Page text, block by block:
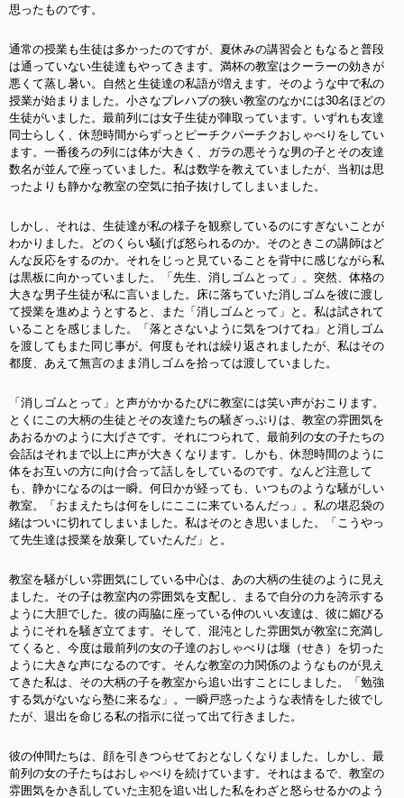
思ったものです。
通常の授業も生徒は多かったのですが、夏休みの講習会ともなると普段
は通っていない生徒達もやってきます。満杯の教室はクーラーの効きが
悪くて蒸し暑い。自然と生徒達の私語が増えます。そのような中で私の
授業が始まりました。小さなプレハブの狭い教室のなかには30名ほどの
生徒がいました。最前列には女子生徒が陣取っています。いずれも友達
同士らしく、休憩時間からずっとピーチクパーチクおしゃべりをしてい
ます。一番後ろの列には体が大きく、ガラの悪そうな男の子とその友達
数名が並んで座っていました。私は数学を教えていましたが、当初は思
ったよりも静かな教室の空気に拍子抜けしてしまいました。
しかし、それは、生徒達が私の様子を観察しているのにすぎないことが
わかりました。どのくらい騒げば怒られるのか。そのときこの講師はど
んな反応をするのか。それをじっと見ていることを背中に感じながら私
は黒板に向かっていました。「先生、消しゴムとって」。突然、体格の
大きな男子生徒が私に言いました。床に落ちていた消しゴムを彼に渡し
て授業を進めようとすると、また「消しゴムとって」と。私は試されて
いることを感じました。「落とさないように気をつけてね」と消しゴム
を渡してもまた同じ事が。何度もそれは繰り返されましたが、私はその
都度、あえて無言のまま消しゴムを拾っては渡していました。
「消しゴムとって」と声がかかるたびに教室には笑い声がおこります。
とくにこの大柄の生徒とその友達たちの騒ぎっぷりは、教室の雰囲気を
あおるかのように大げさです。それにつられて、最前列の女の子たちの
会話はそれまで以上に声が大きくなります。しかも、休憩時間のように
体をお互いの方に向け合って話しをしているのです。なんど注意して
も、静かになるのは一瞬。何日かが経っても、いつものような騒がしい
教室。「おまえたちは何をしにここに来ているんだっ」。私の堪忍袋の
緒はついに切れてしまいました。私はそのとき思いました。「こうやっ
て先生達は授業を放棄していたんだ」と。
教室を騒がしい雰囲気にしている中心は、あの大柄の生徒のように見え
ました。その子は教室内の雰囲気を支配し、まるで自分の力を誇示する
ように大胆でした。彼の両脇に座っている仲のいい友達は、彼に媚びる
ようにそれを騒ぎ立てます。そして、混沌とした雰囲気が教室に充満し
てくると、今度は最前列の女の子達のおしゃべりは堰（せき）を切った
ように大きな声になるのです。そんな教室の力関係のようなものが見え
てきた私は、その大柄の子を教室から追い出すことにしました。「勉強
する気がないなら塾に来るな」。一瞬戸惑ったような表情をした彼でし
たが、退出を命じる私の指示に従って出て行きました。
彼の仲間たちは、顔を引きつらせておとなしくなりました。しかし、最
前列の女の子たちはおしゃべりを続けています。それはまるで、教室の
雰囲気をかき乱していた主犯を追い出した私をわざと怒らせるかのよう